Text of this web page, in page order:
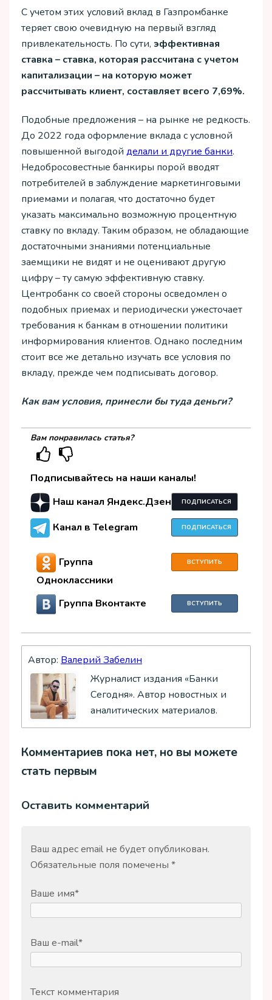
С учетом этих условий вклад в Газпромбанке
теряет свою очевидную на первый взгляд
привлекательность. По сути, эффективная
ставка – ставка, которая рассчитана с учетом
капитализации – на которую может
рассчитывать клиент, составляет всего 7,69%.
Подобные предложения – на рынке не редкость.
До 2022 года оформление вклада с условной
повышенной выгодой делали и другие банки.
Недобросовестные банкиры порой вводят
потребителей в заблуждение маркетинговыми
приемами и полагая, что достаточно будет
указать максимально возможную процентную
ставку по вкладу. Таким образом, не обладающие
достаточными знаниями потенциальные
заемщики не видят и не оценивают другую
цифру – ту самую эффективную ставку.
Центробанк со своей стороны осведомлен о
подобных приемах и периодически ужесточает
требования к банкам в отношении политики
информирования клиентов. Однако последним
стоит все же детально изучать все условия по
вкладу, прежде чем подписывать договор.
Как вам условия, принесли бы туда деньги?
Вам понравилась статья?
Подписывайтесь на наши каналы!
Наш канал Яндекс.Дзен
ПОДПИСАТЬСЯ
Канал в Telegram ПОДПИСАТЬСЯ
Группа
Одноклассники
ВСТУПИТЬ
Группа Вконтакте ВСТУПИТЬ
Автор: Валерий Забелин
Журналист издания «Банки
Сегодня». Автор новостных и
аналитических материалов.
Комментариев пока нет, но вы можете
стать первым
Оставить комментарий
Ваш адрес email не будет опубликован.
Обязательные поля помечены *
Ваше имя*
Ваш e-mail*
Текст комментария